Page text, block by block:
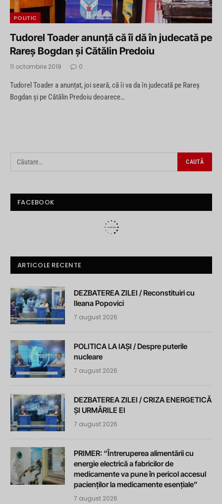
POLITIC
Tudorel Toader anunță că îi dă în judecată pe
Rareș Bogdan și Cătălin Predoiu
11 octombrie 2019 0
Tudorel Toader a anunțat, joi seară, că îi va da în judecată pe Rareș
Bogdan și pe Cătălin Predoiu deoarece…
FACEBOOK
ARTICOLE RECENTE
DEZBATEREA ZILEI / Reconstituiri cu
Ileana Popovici
7 august 2026
POLITICA LA IAȘI / Despre puterile
nucleare
7 august 2026
DEZBATEREA ZILEI / CRIZA ENERGETICĂ
ȘI URMĂRILE EI
7 august 2026
PRIMER: “Întreruperea alimentării cu
energie electrică a fabricilor de
medicamente va pune în pericol accesul
pacienților la medicamente esențiale”
7 august 2026